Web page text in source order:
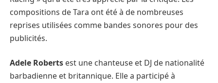
compositions de Tara ont été à de nombreuses
reprises utilisées comme bandes sonores pour des
publicités.
Adele Roberts est une chanteuse et DJ de nationalité
barbadienne et britannique. Elle a participé à